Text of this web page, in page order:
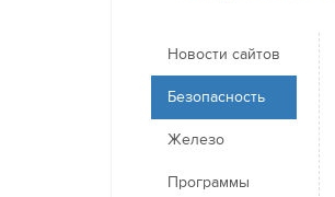
Новости сайтов
Безопасность
Железо
Программы